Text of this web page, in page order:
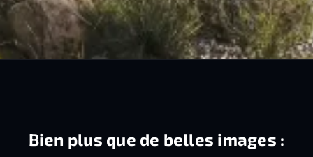
Bien plus que de belles images :